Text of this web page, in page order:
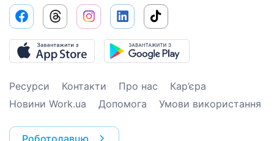
Ресурси Контакти Про нас
Кар’єра
Новини Work.ua
Допомога Умови використання
Роботодавцю